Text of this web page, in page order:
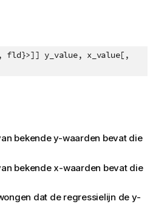
fld}>]] y_value, x_value[,
bekendey-waarden bevat die
bekende x-waarden bevat die
dat de regressielijn de y-